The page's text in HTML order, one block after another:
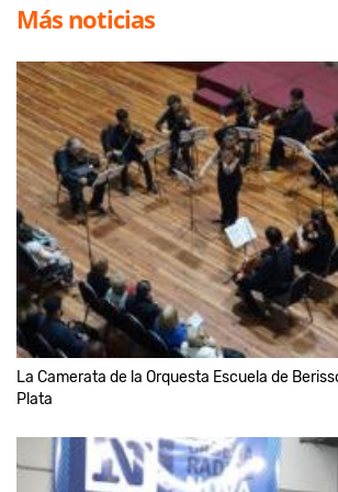
Más noticias
La Camerata de la Orquesta Escuela de
Plata